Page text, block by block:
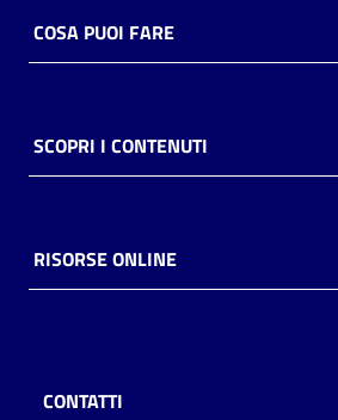
COSA PUOI FARE
SCOPRI I CONTENUTI
RISORSE ONLINE
CONTATTI